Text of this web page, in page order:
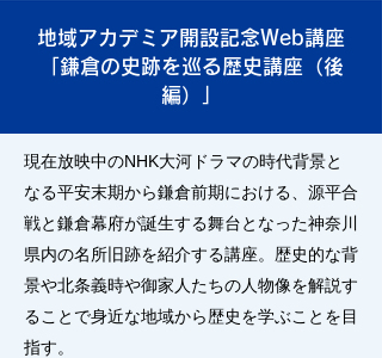
地域アカデミア開設記念Web講座
「鎌倉の史跡を巡る歴史講座（後
編）」
現在放映中のNHK大河ドラマの時代背景と
なる平安末期から鎌倉前期における、源平合
戦と鎌倉幕府が誕生する舞台となった神奈川
県内の名所旧跡を紹介する講座。歴史的な背
景や北条義時や御家人たちの人物像を解説す
ることで身近な地域から歴史を学ぶことを目
指す。